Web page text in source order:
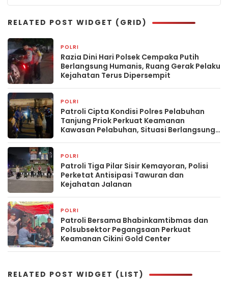
RELATED POST WIDGET (GRID)
POLRI
Razia Dini Hari Polsek Cempaka Putih
Berlangsung Humanis, Ruang Gerak Pelaku
Kejahatan Terus Dipersempit
POLRI
Patroli Cipta Kondisi Polres Pelabuhan
Tanjung Priok Perkuat Keamanan
Kawasan Pelabuhan, Situasi Berlangsung
POLRI
Patroli Tiga Pilar Sisir Kemayoran, Polisi
Perketat Antisipasi Tawuran dan
Kejahatan Jalanan
POLRI
Patroli Bersama Bhabinkamtibmas dan
Polsubsektor Pegangsaan Perkuat
Keamanan Cikini Gold Center
RELATED POST WIDGET (LIST)